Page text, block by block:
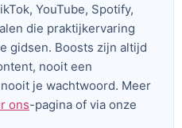
YouTube, Spotify,
die praktijkervaring
gidsen. Boosts zijn altijd
nooit een
je wachtwoord. Meer
ons-pagina of via onze